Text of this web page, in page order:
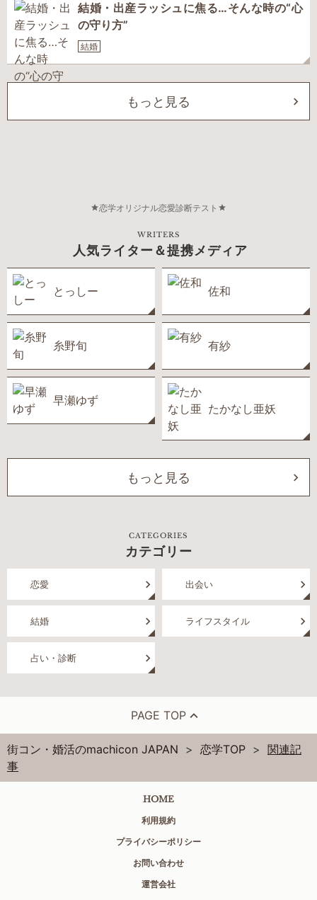
結婚・出産ラッシュに焦る…そんな時の“心
の守り方”
結婚
もっと見る
恋学オリジナル恋愛診断テスト
WRITERS
人気ライター＆提携メディア
とっしー 佐和
糸野旬 有紗
早瀬ゆず
たかなし亜妖
もっと見る
CATEGORIES
カテゴリー
恋愛 出会い
結婚 ライフスタイル
占い・診断
PAGE TOP
街コン・婚活のmachicon JAPAN 恋学TOP
関連記
事
HOME
利用規約
プライバシーポリシー
お問い合わせ
運営会社